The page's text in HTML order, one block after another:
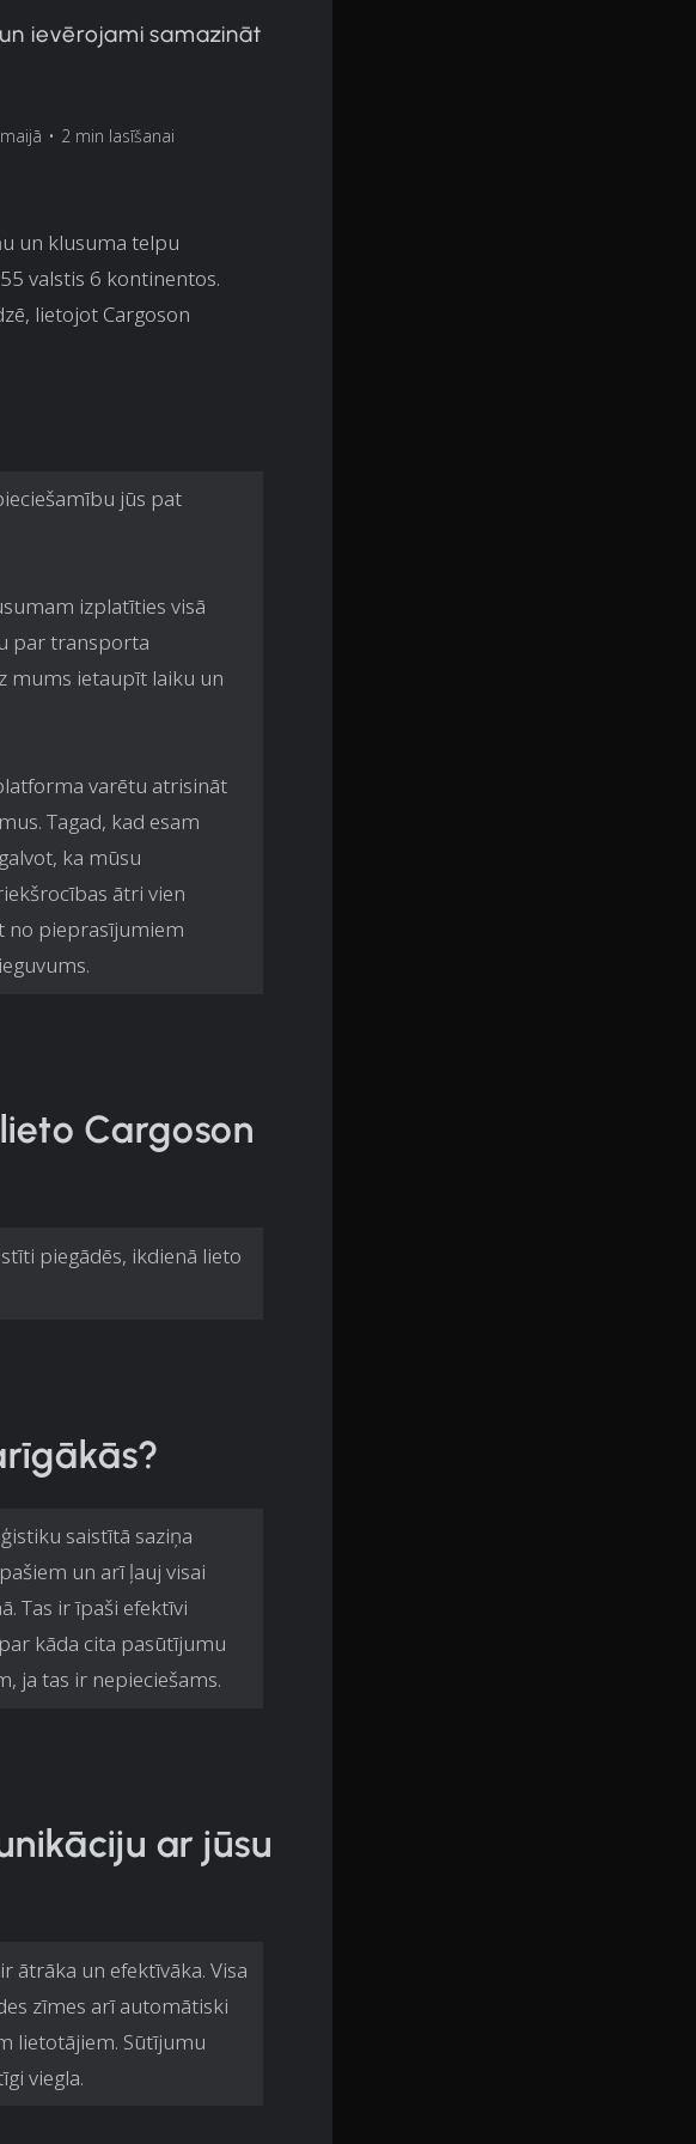
ievērojami samazināt
• 2 min lasīšanai
un klusuma telpu
valstis 6 kontinentos.
lietojot Cargoson
jūs pat
izplatīties visā
par transporta
mums ietaupīt laiku un
varētu atrisināt
Tagad, kad esam
ka mūsu
ātri vien
no pieprasījumiem
Cargoson
piegādēs, ikdienā lieto
saistītā saziņa
un arī ļauj visai
Tas ir īpaši efektīvi
kāda cita pasūtījumu
ja tas ir nepieciešams.
ar jūsu
ātrāka un efektīvāka. Visa
zīmes arī automātiski
lietotājiem. Sūtījumu
viegla.